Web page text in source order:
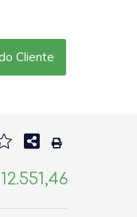
Cliente